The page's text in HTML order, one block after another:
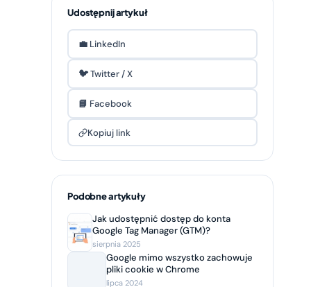
Udostępnij artykuł
💼 LinkedIn
🐦 Twitter / X
📘 Facebook
Kopiuj link
Podobne artykuły
Jak udostępnić dostęp do konta
Google Tag Manager (GTM)?
sierpnia 2025
Google mimo wszystko zachowuje
pliki cookie w Chrome
lipca 2024